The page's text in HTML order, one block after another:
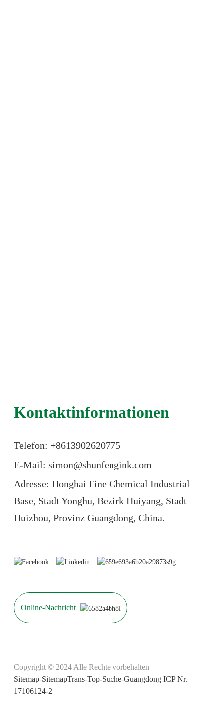
Kontaktinformationen
Telefon: +8613902620775
E-Mail: simon@shunfengink.com
Adresse: Honghai Fine Chemical Industrial
Base, Stadt Yonghu, Bezirk Huiyang, Stadt
Huizhou, Provinz Guangdong, China.
Online-Nachricht
Copyright © 2024 Alle Rechte vorbehalten
Sitemap-SitemapTrans-Top-Suche-Guangdong ICP Nr.
17106124-2